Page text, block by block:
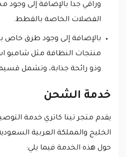
وراقي جدا بالإضافة إلى وجود
الفضلات الخاصة بالقطط.
بالإضافة إلى وجود طرق خاص
منتجات النظافة مثل
وذو رائحة جذابة، وتشمل
خدمة الشحن
يقدم متجر تينا كاتري خدمة
الخليج والمملكة العربية
حول هذه الخدمة فيما يلي: